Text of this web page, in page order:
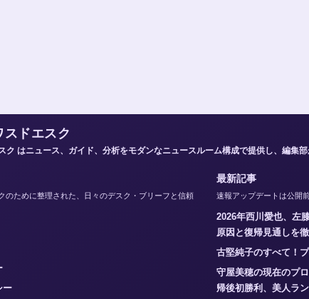
スドエスク
ク はニュース、ガイド、分析をモダンなニュースルーム構成で提供し、編集部
のために整理された、日々のデスク・ブリーフと信頼
ー
最新記事
速報アップデートは公開
2026年西川愛也、左
原因と復帰見通しを
古堅純子のすべて！
守屋美穂の現在のプ
帰後初勝利、美人ラ